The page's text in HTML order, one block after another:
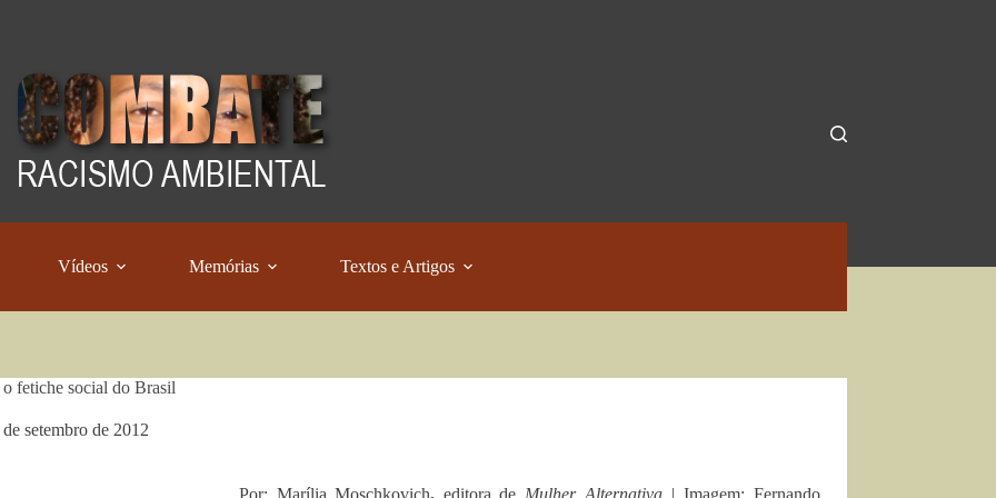
Vídeos Memórias Textos e Artigos
o fetiche social do Brasil
setembro de 2012
Por: Marília Moschkovich, editora de Mulher Alternativa |Imagem: Fernando